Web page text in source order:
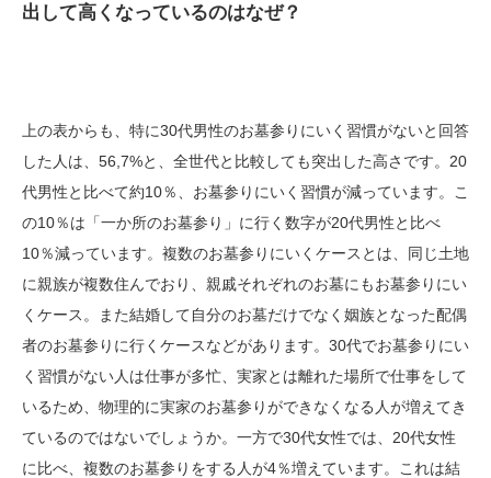
出して高くなっているのはなぜ？
上の表からも、特に30代男性のお墓参りにいく習慣がないと回答
した人は、56,7%と、全世代と比較しても突出した高さです。20
代男性と比べて約10％、お墓参りにいく習慣が減っています。こ
の10％は「一か所のお墓参り」に行く数字が20代男性と比べ
10％減っています。複数のお墓参りにいくケースとは、同じ土地
に親族が複数住んでおり、親戚それぞれのお墓にもお墓参りにい
くケース。また結婚して自分のお墓だけでなく姻族となった配偶
者のお墓参りに行くケースなどがあります。30代でお墓参りにい
く習慣がない人は仕事が多忙、実家とは離れた場所で仕事をして
いるため、物理的に実家のお墓参りができなくなる人が増えてき
ているのではないでしょうか。一方で30代女性では、20代女性
に比べ、複数のお墓参りをする人が4％増えています。これは結